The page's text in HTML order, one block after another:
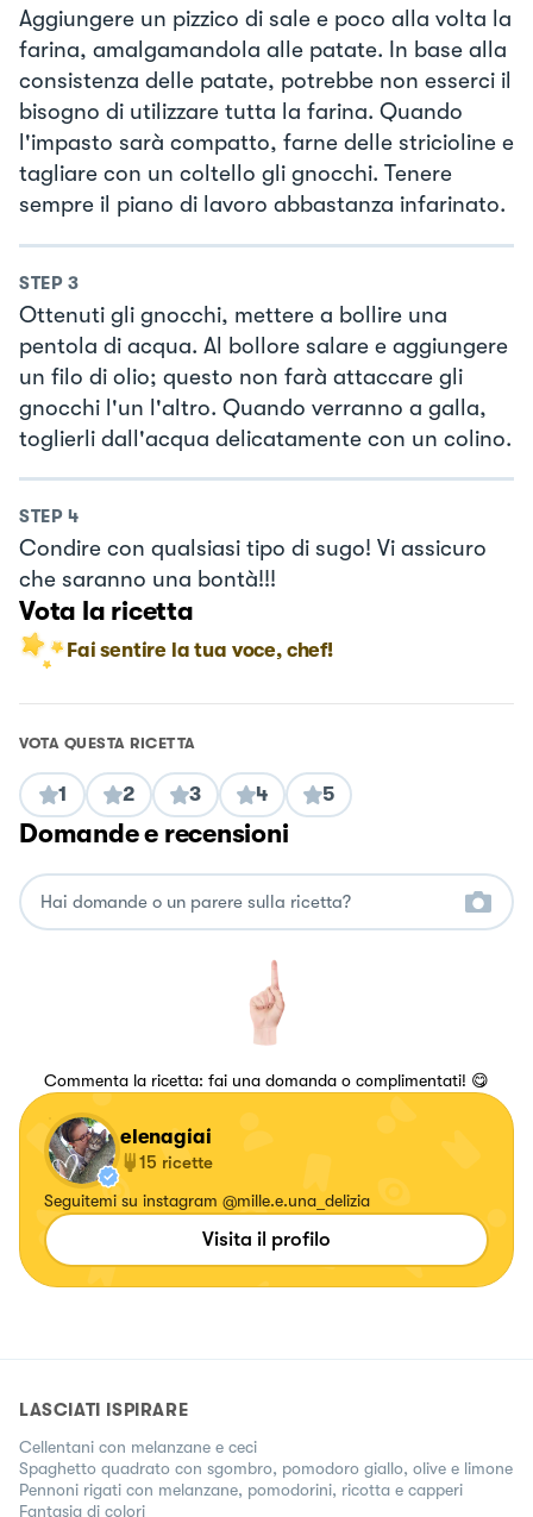
Aggiungere un pizzico di sale e poco alla volta la
farina, amalgamandola alle patate. In base alla
consistenza delle patate, potrebbe non esserci il
bisogno di utilizzare tutta la farina. Quando
l'impasto sarà compatto, farne delle stricioline e
tagliare con un coltello gli gnocchi. Tenere
sempre il piano di lavoro abbastanza infarinato.
STEP 3
Ottenuti gli gnocchi, mettere a bollire una
pentola di acqua. Al bollore salare e aggiungere
un filo di olio; questo non farà attaccare gli
gnocchi l'un l'altro. Quando verranno a galla,
toglierli dall'acqua delicatamente con un colino.
STEP 4
Condire con qualsiasi tipo di sugo! Vi assicuro
che saranno una bontà!!!
Vota la ricetta
Fai sentire la tua voce, chef!
VOTA QUESTA RICETTA
1 2 3 4 5
Domande e recensioni
Commenta la ricetta: fai una domanda o complimentati! 😋
elenagiai
15 ricette
Seguitemi su instagram @mille.e.una_delizia
Visita il profilo
LASCIATI ISPIRARE
Cellentani con melanzane e ceci
Spaghetto quadrato con sgombro, pomodoro giallo, olive e limone
Pennoni rigati con melanzane, pomodorini, ricotta e capperi
Fantasia di colori